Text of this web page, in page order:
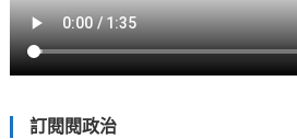
訂閱閱政治